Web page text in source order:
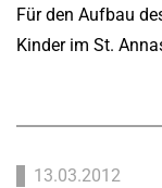
Für den Aufbau
Kinder im St.
13.03.2012